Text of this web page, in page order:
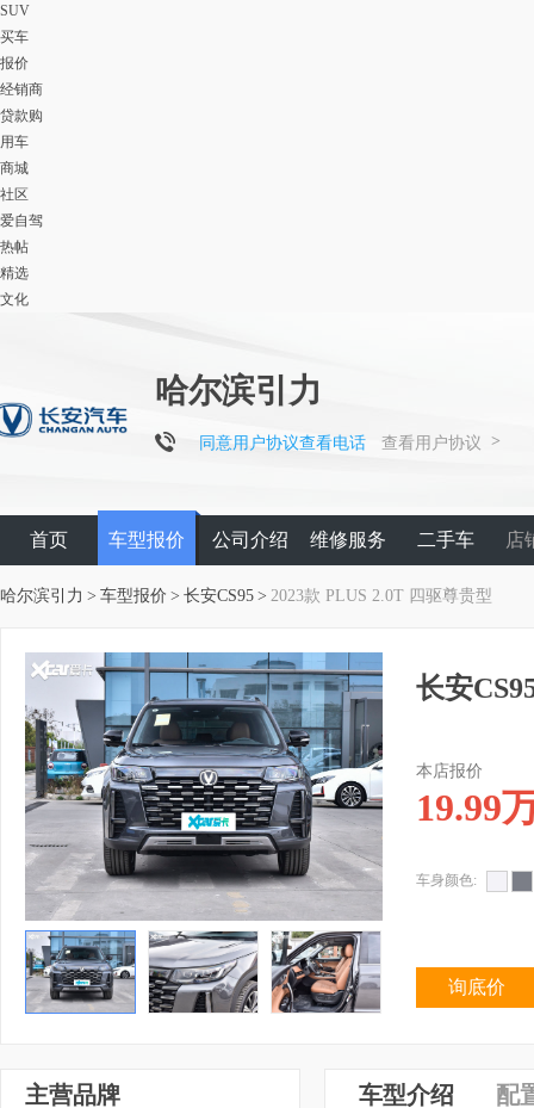
SUV
买车
报价
经销商
贷款购
用车
商城
社区
爱自驾
热帖
精选
文化
哈尔滨引力
同意用户协议查看电话 查看用户协议 >
首页 车型报价 公司介绍 维修服务 二手车 店
哈尔滨引力 > 车型报价 > 长安CS95 > 2023款 PLUS 2.0T 四驱尊贵型
长安
本店报价
19.99
车身颜色:
询底价
主营品牌 车型介绍 配